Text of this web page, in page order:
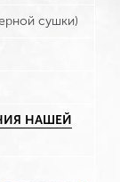
сушки)
НАШЕЙ